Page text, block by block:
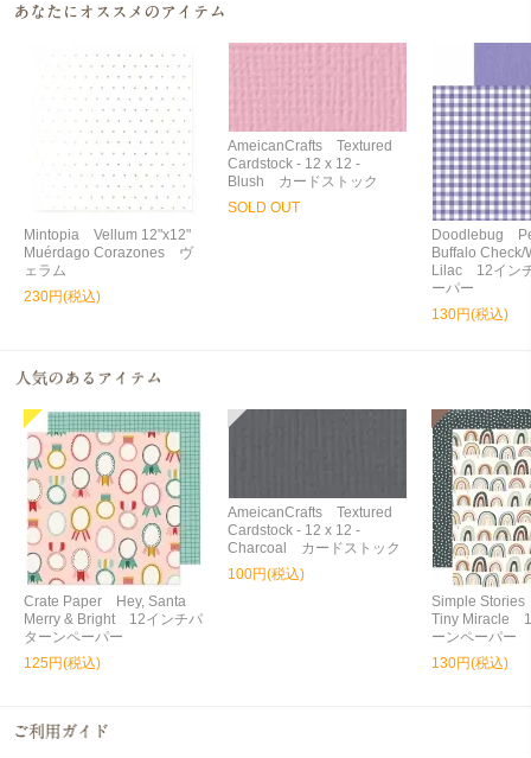
Mintopia Vellum 12"x12"
Muérdago Corazones ヴ
ェラム
230円(税込)
AmeicanCrafts Textured
Cardstock - 12 x 12 -
Blush カードストック
SOLD OUT
Doodlebug
Buffalo Check/
Lilac 12イン
ーパー
130円(税込)
Crate Paper Hey, Santa
Merry & Bright 12インチパ
ターンペーパー
125円(税込)
AmeicanCrafts Textured
Cardstock - 12 x 12 -
Charcoal カードストック
100円(税込)
Simple
Tiny Miracle
ーンペーパー
130円(税込)